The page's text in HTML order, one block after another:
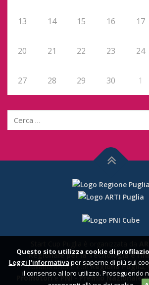
13 14 15 16 17
20 21 22 23 24
27 28 29 30 1
T
o
r
n
a
s
u
Regionale per la Tecnologia e
collaborazione conRegione Puglia,
PromotoriePNI - Premio Nazionale
Questo sito utilizza cookie di
Leggi l'informativa per saperne di più sui
il consenso al loro utilizzo. Proseguendo